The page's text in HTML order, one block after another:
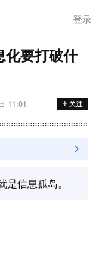
登录
化要打破什
11:01
信息孤岛。